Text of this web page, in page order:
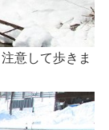
意して歩きま